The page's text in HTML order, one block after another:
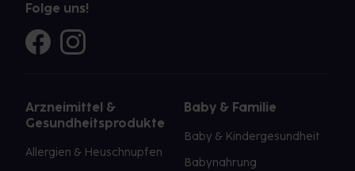
Folge uns!
Arzneimittel &
Gesundheitsprodukte
Allergien & Heuschnupfen
Baby & Familie
Baby & Kindergesundheit
Babynahrung